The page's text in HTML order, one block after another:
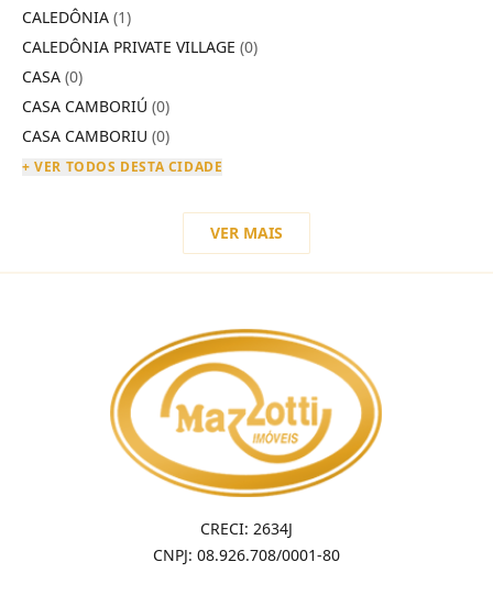
CALEDÔNIA (1)
CALEDÔNIA PRIVATE VILLAGE (0)
CASA (0)
CASA CAMBORIÚ (0)
CASA CAMBORIU (0)
+ VER TODOS DESTA CIDADE
VER MAIS
CRECI: 2634J
CNPJ: 08.926.708/0001-80